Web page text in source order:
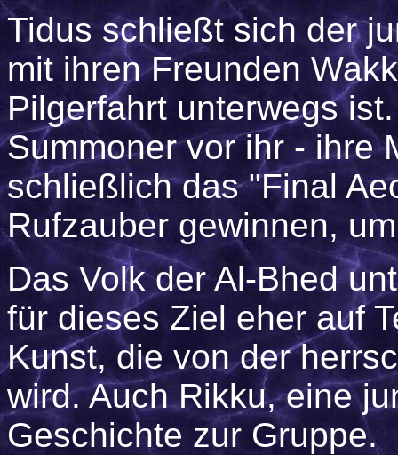
Tidus schließt sich der
mit ihren Freunden
Pilgerfahrt unterwegs
Summoner vor ihr - ihre
schließlich das "Final
Rufzauber gewinnen,
Das Volk der Al-Bhed
für dieses Ziel eher auf
Kunst, die von der
wird. Auch Rikku, eine
Geschichte zur Gruppe.